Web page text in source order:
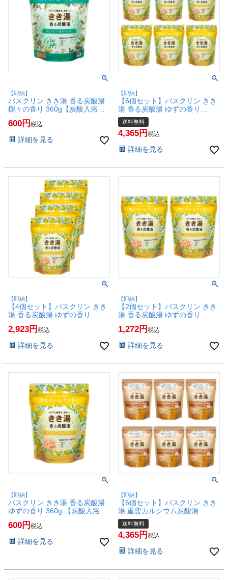
【即納】
バスクリン きき湯 香る炭酸湯
樹々の香り 360g【炭酸入浴剤
薬用 入浴剤 ボディケア】
【SBT】(6067895)
600 税込
詳細を見る
【即納】
【6個セット】バスクリン きき
湯 香る炭酸湯 ゆずの香り
360g【炭酸入浴剤 薬用 入浴剤
ボディケア】【宅配便送料無
料】(6067894-set6)
送料無料
4,365 税込
詳細を見る
【即納】
【4個セット】バスクリン きき
湯 香る炭酸湯 ゆずの香り
360g【炭酸入浴剤 薬用 入浴剤
ボディケア】【SBT】
2,923 税込
詳細を見る
【即納】
【2個セット】バスクリン きき
湯 香る炭酸湯 ゆずの香り
360g【炭酸入浴剤 薬用 入浴剤
ボディケア】【SBT】
1,272 税込
詳細を見る
【即納】
バスクリン きき湯 香る炭酸湯
ゆずの香り 360g 【炭酸入浴剤
薬用 入浴剤 ボディケア】
【SBT】(6067894)
600 税込
詳細を見る
【即納】
【6個セット】バスクリン きき
湯 重曹カルシウム炭酸湯
360g(花の香り)【炭酸入浴剤 ザ
ラつく肌荒れ しっしん 疲労】
【宅配便送料無料】(6067893-
送料無料
4,365 税込
詳細を見る